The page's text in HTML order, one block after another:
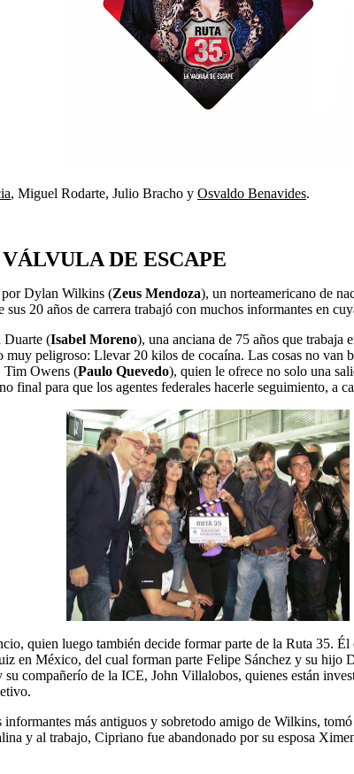
, Miguel Rodarte, Julio Bracho y Osvaldo Benavides.
DE ESCAPE
por Dylan Wilkins (Zeus Mendoza), un norteamericano de
20 años de carrera trabajó con muchos informantes en
Duarte (Isabel Moreno), una anciana de 75 años que trabaja
muy peligroso: Llevar 20 kilos de cocaína. Las cosas no van
Owens (Paulo Quevedo), quien le ofrece no solo una
final para que los agentes federales hacerle seguimiento, a
quien luego también decide formar parte de la Ruta 35.
en México, del cual forman parte Felipe Sánchez y su hijo
compañerío de la ICE, John Villalobos, quienes están
más antiguos y sobretodo amigo de Wilkins,
y al trabajo, Cipriano fue abandonado por su esposa